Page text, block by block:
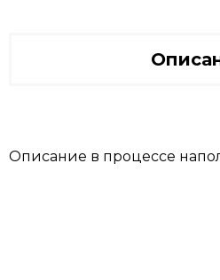
Описание в процессе